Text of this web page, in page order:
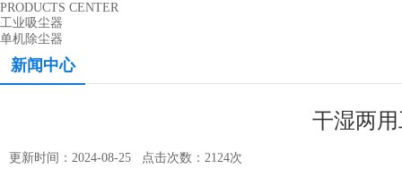
PRODUCTS CENTER
工业吸尘器
单机除尘器
新闻中心
干湿两
更新时间：2024-08-25 点击次数：2124次